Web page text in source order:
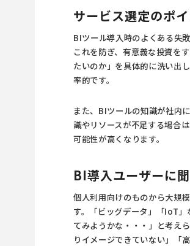
サービス選定のポ
BIツール導入時のよくある失
これを防ぎ、有意義な投資を
たいのか」を具体的に洗い出
率的です。
また、BIツールの知識が社内
識やリソースが不足する場合
可能性が高くなります。
BI導入ユーザーに
個人利用向けのものから大規
す。「ビッグデータ」「IoT
てみようかな・・・」と考え
りイメージできていない」「